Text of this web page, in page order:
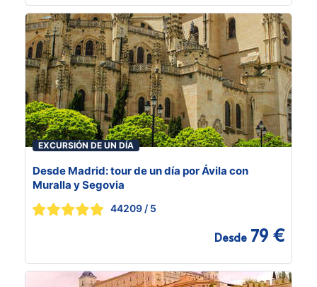
EXCURSIÓN DE UN DÍA
Desde Madrid: tour de un día por Ávila con
Muralla y Segovia
44209 / 5
Desde 79 €